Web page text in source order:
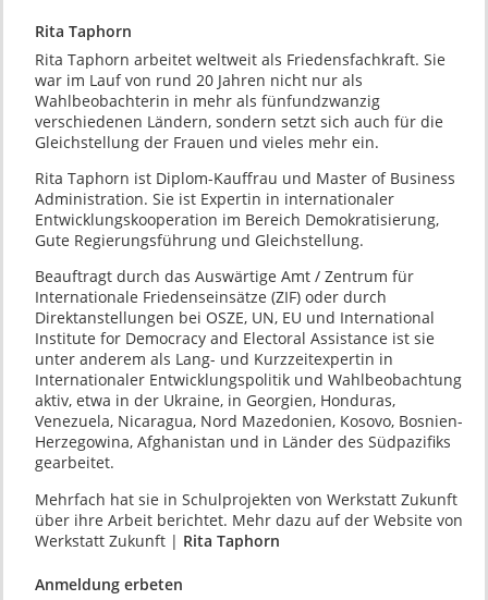
Rita Taphorn
Rita Taphorn arbeitet weltweit als Friedensfachkraft. Sie
war im Lauf von rund 20 Jahren nicht nur als
Wahlbeobachterin in mehr als fünfundzwanzig
verschiedenen Ländern, sondern setzt sich auch für die
Gleichstellung der Frauen und vieles mehr ein.
Rita Taphorn ist Diplom-Kauffrau und Master of Business
Administration. Sie ist Expertin in internationaler
Entwicklungskooperation im Bereich Demokratisierung,
Gute Regierungsführung und Gleichstellung.
Beauftragt durch das Auswärtige Amt / Zentrum für
Internationale Friedenseinsätze (ZIF) oder durch
Direktanstellungen bei OSZE, UN, EU und International
Institute for Democracy and Electoral Assistance ist sie
unter anderem als Lang- und Kurzzeitexpertin in
Internationaler Entwicklungspolitik und Wahlbeobachtung
aktiv, etwa in der Ukraine, in Georgien, Honduras,
Venezuela, Nicaragua, Nord Mazedonien, Kosovo, Bosnien-
Herzegowina, Afghanistan und in Länder des Südpazifiks
gearbeitet.
Mehrfach hat sie in Schulprojekten von Werkstatt Zukunft
über ihre Arbeit berichtet. Mehr dazu auf der Website von
Werkstatt Zukunft | Rita Taphorn
Anmeldung erbeten